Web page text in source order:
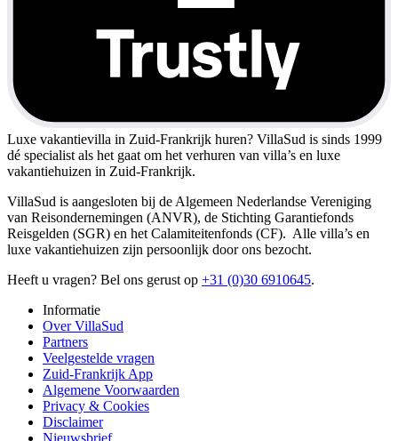
Luxe vakantievilla in Zuid-Frankrijk huren? VillaSud is sinds 1999
dé specialist als het gaat om het verhuren van villa’s en luxe
vakantiehuizen in Zuid-Frankrijk.
VillaSud is aangesloten bij de Algemeen Nederlandse Vereniging
van Reisondernemingen (ANVR), de Stichting Garantiefonds
Reisgelden (SGR) en het Calamiteitenfonds (CF). Alle villa’s en
luxe vakantiehuizen zijn persoonlijk door ons bezocht.
Heeft u vragen? Bel ons gerust op +31 (0)30 6910645.
Informatie
Over VillaSud
Partners
Veelgestelde vragen
Zuid-Frankrijk App
Algemene Voorwaarden
Privacy & Cookies
Disclaimer